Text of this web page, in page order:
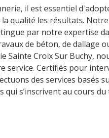
il est essentiel
qualité les résultats.
par notre expertise
de béton, de dallage
Sainte Croix Sur Buchy,
service. Certifiés pour
des services basés
s’inscrivent au cours du